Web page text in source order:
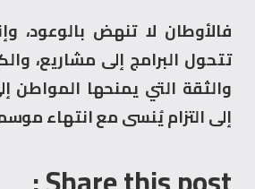
فالأوطان لا تنهض بالوعود،
تتحول البرامج إلى مشاريع،
والثقة التي يمنحها المواطن
إلى التزام يُنسى مع انتهاء موسم